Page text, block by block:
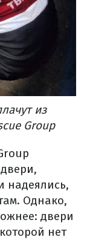
из
Group
надеялись,
Однако,
двери
нет